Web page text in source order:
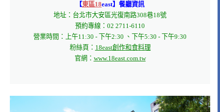
【東區18east】餐廳資訊
地址：台北市大安區光復南路308巷18號
預約專線：02 2711-6110
營業時間：上午11:30 - 下午2:30 、下午5:30 - 下午9:30
粉絲頁： 18east創作和食料理
官網： www.18east.com.tw